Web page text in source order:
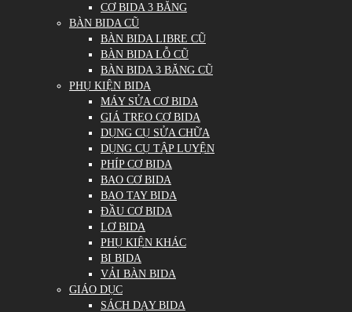
CƠ BIDA 3 BĂNG
BÀN BIDA CŨ
BÀN BIDA LIBRE CŨ
BÀN BIDA LỖ CŨ
BÀN BIDA 3 BĂNG CŨ
PHỤ KIỆN BIDA
MÁY SỬA CƠ BIDA
GIÁ TREO CƠ BIDA
DỤNG CỤ SỬA CHỮA
DỤNG CỤ TẬP LUYỆN
PHÍP CƠ BIDA
BAO CƠ BIDA
BAO TAY BIDA
ĐẦU CƠ BIDA
LƠ BIDA
PHỤ KIỆN KHÁC
BI BIDA
VẢI BÀN BIDA
GIÁO DỤC
SÁCH DẠY BIDA